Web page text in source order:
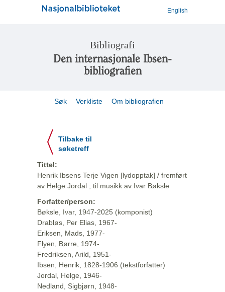
English
Bibliografi
Den internasjonale Ibsen-
bibliografien
Søk Verkliste Om bibliografien
Tilbake til
søketreff
Tittel:
Henrik Ibsens Terje Vigen [lydopptak] / fremført
av Helge Jordal ; til musikk av Ivar Bøksle
Forfatter/person:
Bøksle, Ivar, 1947-2025 (komponist)
Drabløs, Per Elias, 1967-
Eriksen, Mads, 1977-
Flyen, Børre, 1974-
Fredriksen, Arild, 1951-
Ibsen, Henrik, 1828-1906 (tekstforfatter)
Jordal, Helge, 1946-
Nedland, Sigbjørn, 1948-